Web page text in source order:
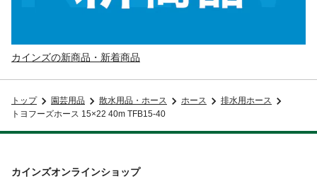
カインズの新商品・新着商品
トップ 園芸用品 散水用品・ホース ホース
排水用ホース
トヨフーズホース 15×22 40m TFB15-40
カインズオンラインショップ